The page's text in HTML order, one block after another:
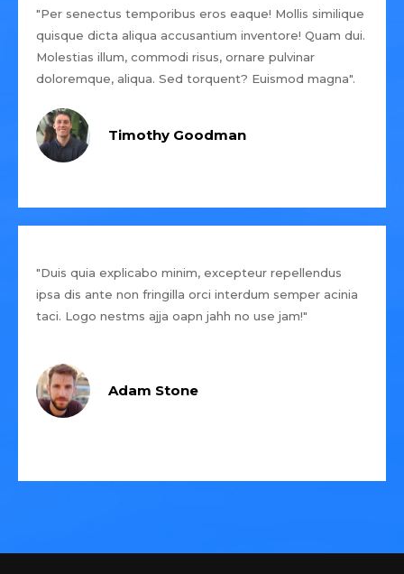
"Per senectus temporibus eros eaque! Mollis similique
quisque dicta aliqua accusantium inventore! Quam dui.
Molestias illum, commodi risus, ornare pulvinar
doloremque, aliqua. Sed torquent? Euismod magna".
Timothy Goodman
"Duis quia explicabo minim, excepteur repellendus
ipsa dis ante non fringilla orci interdum semper acinia
taci. Logo nestms ajja oapn jahh no use jam!"
Adam Stone